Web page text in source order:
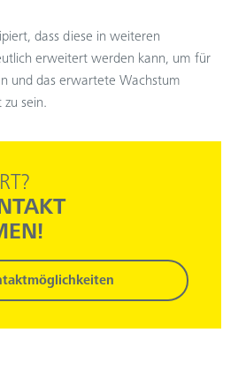
dass diese in weiteren
erweitert werden kann, um für
und das erwartete Wachstum
sein.